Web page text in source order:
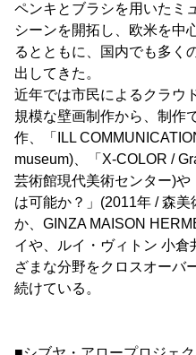
ペンキとブラシを用いたミ
シーンを開拓し、欧米を中
るとともに、国内でも多く
出してきた。
近年では市民によるクラウ
規模な壁画制作から、制作
作、「ILL
museum)、「X-COLOR /
芸術館現代美術センター)
は可能か？」(2011年 / 森
か、GINZA MAISON
イや、ルイ・ヴィトン 小倉
ざまな分野をクロスオーバ
続けている。